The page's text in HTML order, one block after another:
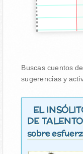
Buscas cuentos
sugerencias y
EL
DE
sobre